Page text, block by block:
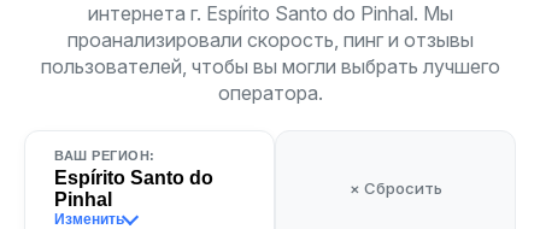
интернета г. Espírito Santo do Pinhal. Мы
проанализировали скорость, пинг и отзывы
пользователей, чтобы вы могли выбрать лучшего
оператора.
ВАШ РЕГИОН:
Espírito Santo do
Pinhal
Изменить
× Сбросить